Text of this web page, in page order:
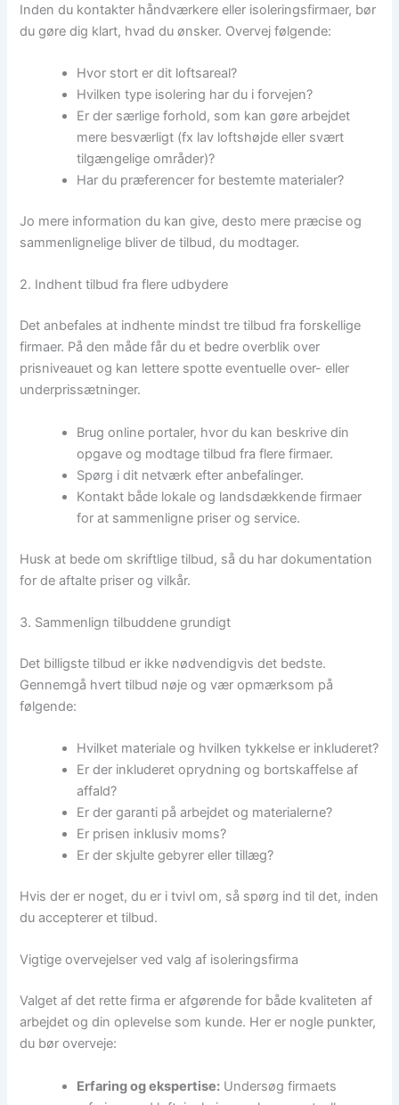
Inden du kontakter håndværkere eller isoleringsfirmaer, bør
du gøre dig klart, hvad du ønsker. Overvej følgende:
Hvor stort er dit loftsareal?
Hvilken type isolering har du i forvejen?
Er der særlige forhold, som kan gøre arbejdet
mere besværligt (fx lav loftshøjde eller svært
tilgængelige områder)?
Har du præferencer for bestemte materialer?
Jo mere information du kan give, desto mere præcise og
sammenlignelige bliver de tilbud, du modtager.
2. Indhent tilbud fra flere udbydere
Det anbefales at indhente mindst tre tilbud fra forskellige
firmaer. På den måde får du et bedre overblik over
prisniveauet og kan lettere spotte eventuelle over- eller
underprissætninger.
Brug online portaler, hvor du kan beskrive din
opgave og modtage tilbud fra flere firmaer.
Spørg i dit netværk efter anbefalinger.
Kontakt både lokale og landsdækkende firmaer
for at sammenligne priser og service.
Husk at bede om skriftlige tilbud, så du har dokumentation
for de aftalte priser og vilkår.
3. Sammenlign tilbuddene grundigt
Det billigste tilbud er ikke nødvendigvis det bedste.
Gennemgå hvert tilbud nøje og vær opmærksom på
følgende:
Hvilket materiale og hvilken tykkelse er inkluderet?
Er der inkluderet oprydning og bortskaffelse af
affald?
Er der garanti på arbejdet og materialerne?
Er prisen inklusiv moms?
Er der skjulte gebyrer eller tillæg?
Hvis der er noget, du er i tvivl om, så spørg ind til det, inden
du accepterer et tilbud.
Vigtige overvejelser ved valg af isoleringsfirma
Valget af det rette firma er afgørende for både kvaliteten af
arbejdet og din oplevelse som kunde. Her er nogle punkter,
du bør overveje:
Erfaring og ekspertise: Undersøg firmaets